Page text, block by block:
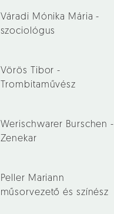
Váradi Mónika Mária -
szociológus
Vörös Tibor -
Trombitaművész
Werischwarer Burschen -
Zenekar
Peller Mariann
műsorvezető és színész